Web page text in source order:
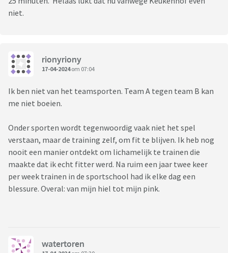
niet.
rionyriony
17-04-2024om 07:04
Ik ben niet van het teamsporten. Team A tegen team B kan
me niet boeien.
Onder sporten wordt tegenwoordig vaak niet het spel
verstaan, maar de training zelf, om fit te blijven. Ik heb nog
nooit een manier ontdekt om lichamelijk te trainen die
maakte dat ik echt fitter werd. Na ruim een jaar twee keer
per week trainen in de sportschool had ik elke dag een
blessure. Overal: van mijn hiel tot mijn pink.
watertoren